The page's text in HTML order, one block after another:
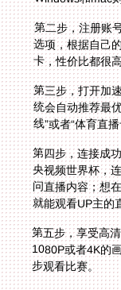
第二步，注册账
卡，性价比都很
第三步，打开加
线”或者“体育直
第四步，连接成
央视频世界杯，
问直播内容；想
就能观看UP主的
第五步，享受高
1080P或者4K的
步观看比赛。